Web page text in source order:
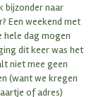
bijzonder naar
Een weekend met
hele dag mogen
dit keer was het
niet mee geen
(want we kregen
of adres)